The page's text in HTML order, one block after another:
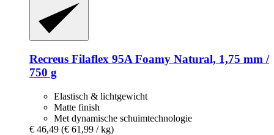
Recreus Filaflex 95A Foamy Natural, 1,75 mm /
750 g
Elastisch & lichtgewicht
Matte finish
Met dynamische schuimtechnologie
€ 46,49 (€ 61,99 / kg)